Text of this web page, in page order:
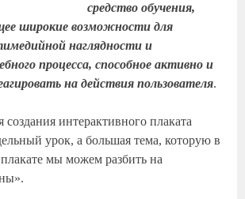
средство обучения,
широкие возможности для
наглядности и
процесса, способное активно и
на действия пользователя.
создания интерактивного плаката
урок, а большая тема, которую в
мы можем разбить на